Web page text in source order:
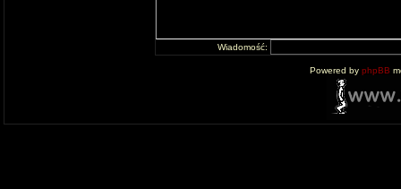
Wiadomość:
Powered by phpBB